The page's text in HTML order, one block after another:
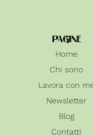
PAGINE
Home
Chi sono
Lavora con
Newsletter
Blog
Contatti